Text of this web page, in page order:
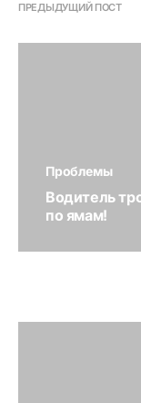
ПРЕДЫДУЩИЙ ПОСТ
Проблемы
Водитель
по ямам!